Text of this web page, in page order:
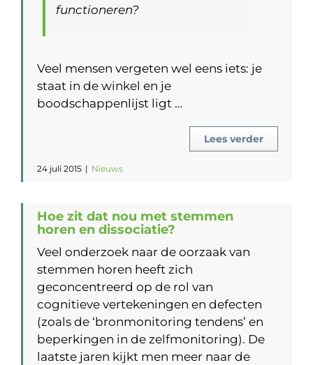
functioneren?
Veel mensen vergeten wel eens iets: je
staat in de winkel en je
boodschappenlijst ligt …
Lees verder
24 juli 2015 | Nieuws
Hoe zit dat nou met stemmen
horen en dissociatie?
Veel onderzoek naar de oorzaak van
stemmen horen heeft zich
geconcentreerd op de rol van
cognitieve vertekeningen en defecten
(zoals de ‘bronmonitoring tendens’ en
beperkingen in de zelfmonitoring). De
laatste jaren kijkt men meer naar de